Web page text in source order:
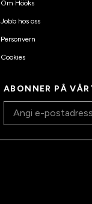
Om Hööks
Jobb hos oss
Personvern
Cookies
ABONNER PÅ